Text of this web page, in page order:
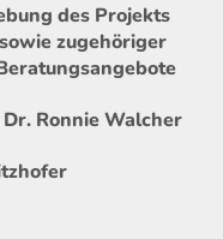
des Projekts
zugehöriger
Ronnie Walcher